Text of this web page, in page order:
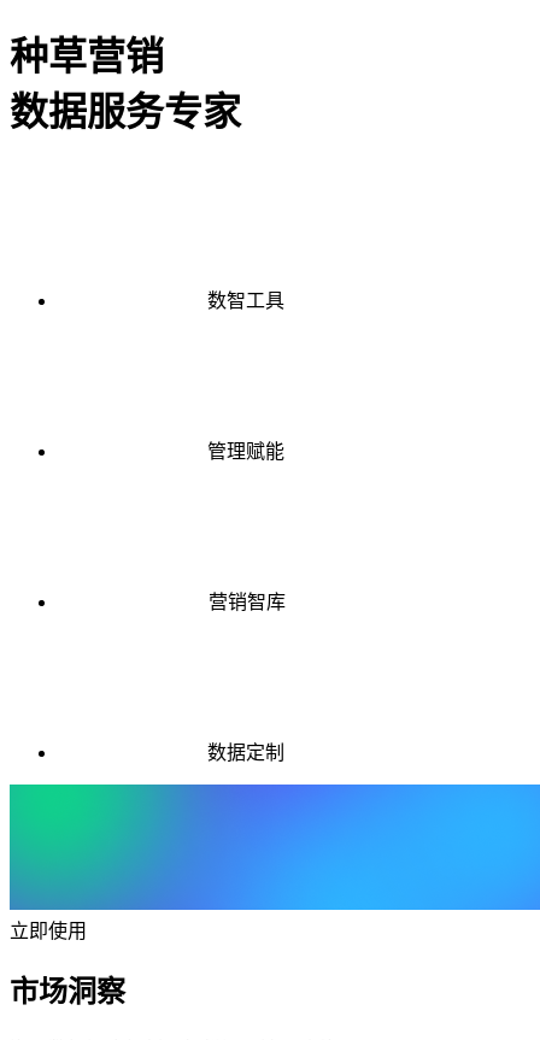
种草营销
数据服务专家
数智工具
管理赋能
营销智库
数据定制
立即使用
市场洞察